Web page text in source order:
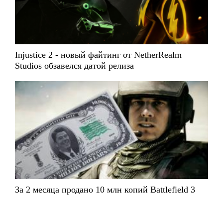
Injustice 2 - новый файтинг от NetherRealm
Studios обзавелся датой релиза
За 2 месяца продано 10 млн копий Battlefield 3